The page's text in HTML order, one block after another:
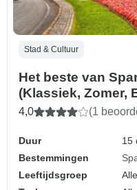
Stad & Cultuur
Het beste van
(Klassiek, Zomer,
bestemmingen)
4,0 (1
Duur
15
Bestemmingen
Leeftijdsgroep